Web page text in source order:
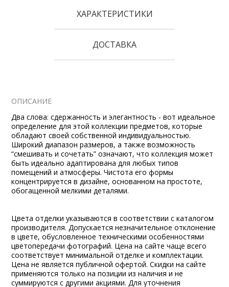
ХАРАКТЕРИСТИКИ
ДОСТАВКА
ОПИСАНИЕ
Два слова: сдержанность и элегантность - вот идеальное
определение для этой коллекции предметов, которые
обладают своей собственной индивидуальностью.
Широкий диапазон размеров, а также возможность
“смешивать и сочетать” означают, что коллекция может
быть идеально адаптирована для любых типов
помещений и атмосферы. Чистота его формы
концентрируется в дизайне, основанном на простоте,
обогащенной мелкими деталями.
Цвета отделки указываются в соответствии с каталогом
производителя. Допускается незначительное отклонение
в цвете, обусловленное техническими особенностями
цветопередачи фотографий. Цена на сайте чаще всего
соответствует минимальной отделке и комплектации.
Цена не является публичной офертой. Скидки на сайте
применяются только на позиции из наличия и не
суммируются с другими акциями. Для уточнения